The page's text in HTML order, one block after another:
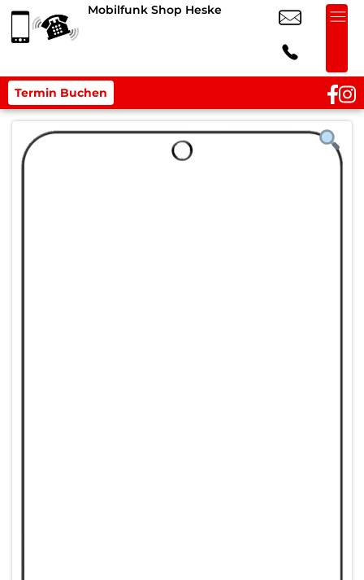
Mobilfunk Shop Heske
Termin Buchen